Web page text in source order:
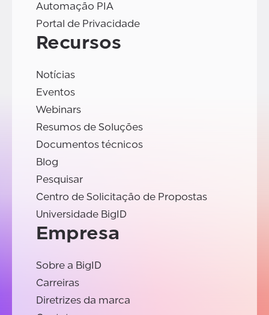
Automação PIA
Portal de Privacidade
Recursos
Notícias
Eventos
Webinars
Resumos de Soluções
Documentos técnicos
Blog
Pesquisar
Centro de Solicitação de Propostas
Universidade BigID
Empresa
Sobre a BigID
Carreiras
Diretrizes da marca